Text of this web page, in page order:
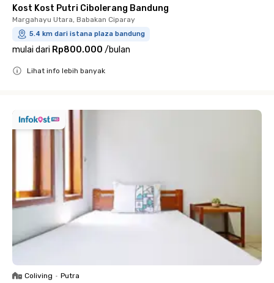
Kost Kost Putri Cibolerang Bandung
Margahayu Utara, Babakan Ciparay
5.4 km dari istana plaza bandung
mulai dari Rp800.000 /bulan
Lihat info lebih banyak
Coliving • Putra